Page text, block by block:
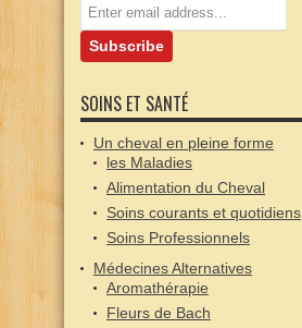
SOINS ET SANTÉ
Un cheval en pleine forme
les Maladies
Alimentation du Cheval
Soins courants et quotidiens
Soins Professionnels
Médecines Alternatives
Aromathérapie
Fleurs de Bach